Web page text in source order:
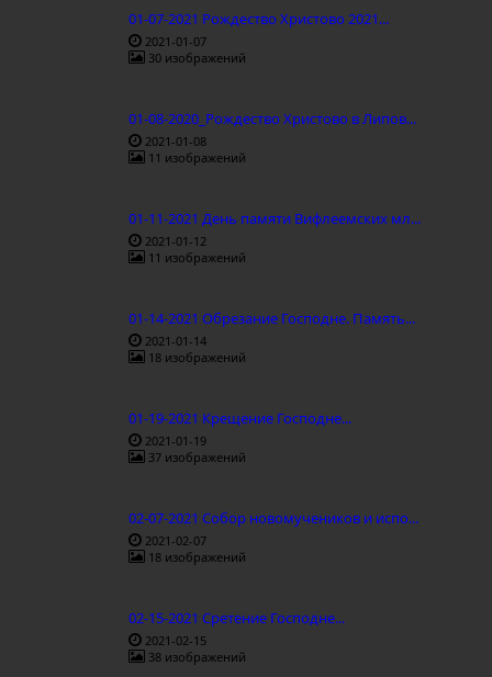
01-07-2021 Рождество Христово 2021...
2021-01-07
30 изображений
01-08-2020_Рождество Христово в Липов...
2021-01-08
11 изображений
01-11-2021 День памяти Вифлеемских мл...
2021-01-12
11 изображений
01-14-2021 Обрезание Господне. Память...
2021-01-14
18 изображений
01-19-2021 Крещение Господне...
2021-01-19
37 изображений
02-07-2021 Собор новомучеников и испо...
2021-02-07
18 изображений
02-15-2021 Сретение Господне...
2021-02-15
38 изображений